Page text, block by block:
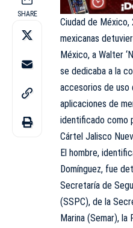
SHARE
Ciudad de México,
mexicanas
México, a Walter
se dedicaba a la
accesorios de
aplicaciones de
identificado como
Cártel Jalisco
El hombre,
Domínguez, fue
Secretaría de
(SSPC), de la
Marina (Semar), la